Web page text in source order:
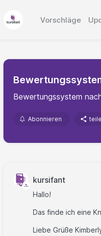
Vorschläge
Bewertungssystem
Abonnieren
kursifant
Hallo!
Das finde ich eine
Liebe Grüße